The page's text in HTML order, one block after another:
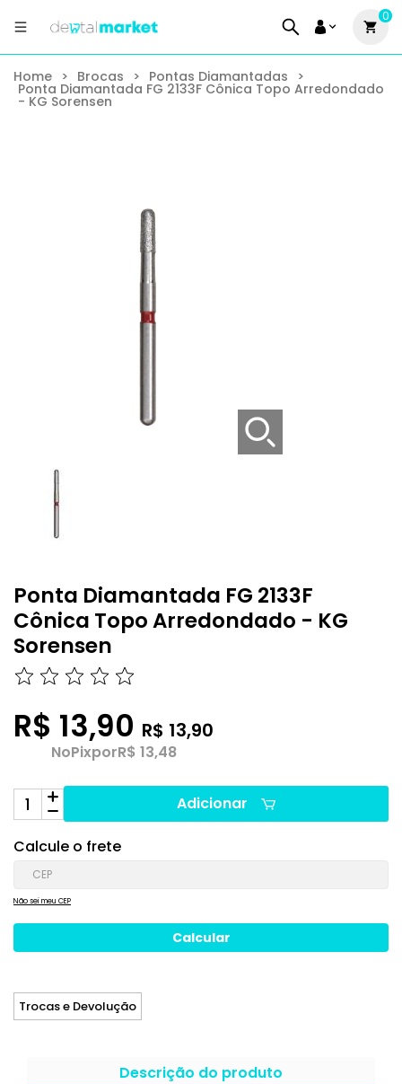
0
Home > Brocas > Pontas Diamantadas >
Ponta Diamantada FG 2133F Cônica Topo Arredondado
- KG Sorensen
Ponta Diamantada FG 2133F
Cônica Topo Arredondado - KG
Sorensen
R$ 13,90 R$ 13,90
NoPixporR$ 13,48
Adicionar
Calcule o frete
Não sei meu CEP
Trocas e Devolução
Descrição do produto